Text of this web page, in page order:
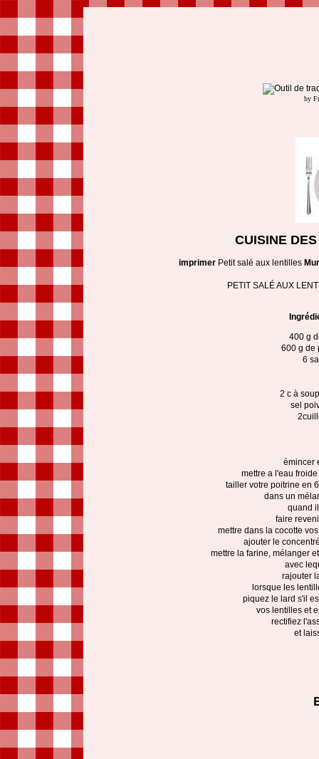
by
CUISINE
imprimer Petit salé aux lentilles
PETIT SALÉ AUX
400 g
600 g de
6
2 c à
sel
émincer
mettre a l'eau
tailler votre poitrine en
dans un
quand
faire
mettre dans la cocotte
ajouter le
mettre la farine, mélanger
avec
rajouter
lorsque les
piquez le lard s'il
vos lentilles et
rectifiez
et